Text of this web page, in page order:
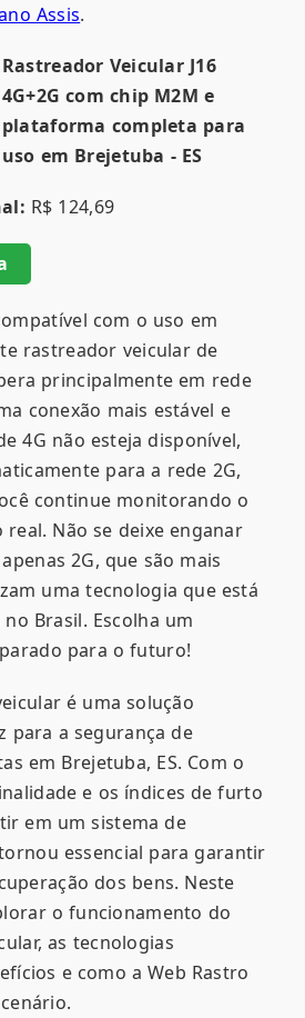
Assis.
Rastreador Veicular J16
4G+2G com chip M2M e
plataforma completa para
uso em Brejetuba - ES
R$ 124,69
com o uso em
rastreador veicular de
principalmente em rede
conexão mais estável e
4G não esteja disponível,
para a rede 2G,
continue monitorando o
Não se deixe enganar
2G, que são mais
uma tecnologia que está
Brasil. Escolha um
para o futuro!
é uma solução
para a segurança de
em Brejetuba, ES. Com o
e os índices de furto
em um sistema de
essencial para garantir
dos bens. Neste
o funcionamento do
as tecnologias
e como a Web Rastro